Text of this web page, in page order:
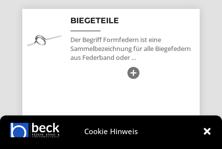
Cookie Hinweis
BIEGETEILE
Der Begriff Formfedern ist eine
Sammelbezeichnung für alle Biegefedern
aus Federband oder …